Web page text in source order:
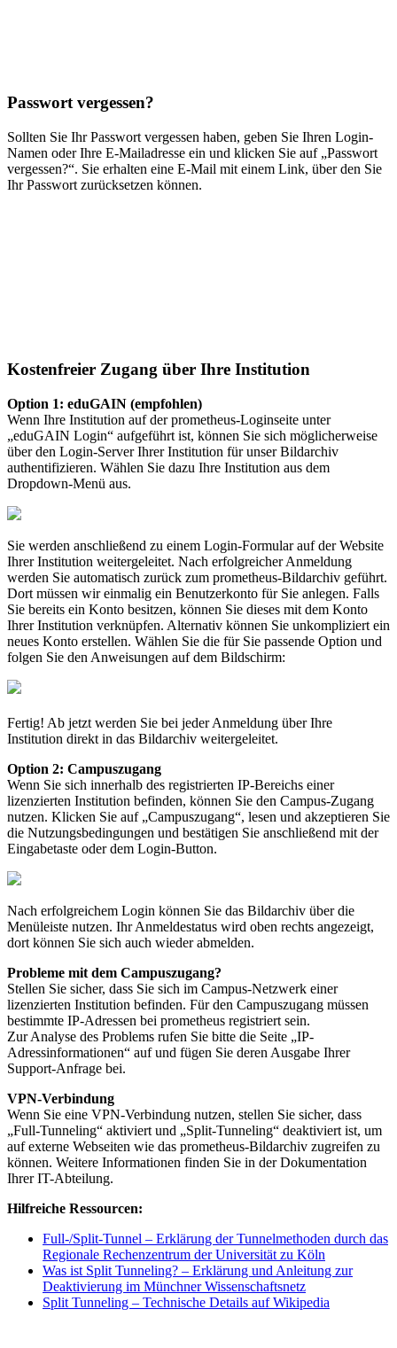
Passwort vergessen?
Sollten Sie Ihr Passwort vergessen haben, geben Sie Ihren Login-
Namen oder Ihre E-Mailadresse ein und klicken Sie auf „Passwort
vergessen?“. Sie erhalten eine E-Mail mit einem Link, über den Sie
Ihr Passwort zurücksetzen können.
Kostenfreier Zugang über Ihre Institution
Option 1: eduGAIN (empfohlen)
Wenn Ihre Institution auf der prometheus-Loginseite unter
„eduGAIN Login“ aufgeführt ist, können Sie sich möglicherweise
über den Login-Server Ihrer Institution für unser Bildarchiv
authentifizieren. Wählen Sie dazu Ihre Institution aus dem
Dropdown-Menü aus.
Sie werden anschließend zu einem Login-Formular auf der Website
Ihrer Institution weitergeleitet. Nach erfolgreicher Anmeldung
werden Sie automatisch zurück zum prometheus-Bildarchiv geführt.
Dort müssen wir einmalig ein Benutzerkonto für Sie anlegen. Falls
Sie bereits ein Konto besitzen, können Sie dieses mit dem Konto
Ihrer Institution verknüpfen. Alternativ können Sie unkompliziert ein
neues Konto erstellen. Wählen Sie die für Sie passende Option und
folgen Sie den Anweisungen auf dem Bildschirm:
Fertig! Ab jetzt werden Sie bei jeder Anmeldung über Ihre
Institution direkt in das Bildarchiv weitergeleitet.
Option 2: Campuszugang
Wenn Sie sich innerhalb des registrierten IP-Bereichs einer
lizenzierten Institution befinden, können Sie den Campus-Zugang
nutzen. Klicken Sie auf „Campuszugang“, lesen und akzeptieren Sie
die Nutzungsbedingungen und bestätigen Sie anschließend mit der
Eingabetaste oder dem Login-Button.
Nach erfolgreichem Login können Sie das Bildarchiv über die
Menüleiste nutzen. Ihr Anmeldestatus wird oben rechts angezeigt,
dort können Sie sich auch wieder abmelden.
Probleme mit dem Campuszugang?
Stellen Sie sicher, dass Sie sich im Campus-Netzwerk einer
lizenzierten Institution befinden. Für den Campuszugang müssen
bestimmte IP-Adressen bei prometheus registriert sein.
Zur Analyse des Problems rufen Sie bitte die Seite „IP-
Adressinformationen“ auf und fügen Sie deren Ausgabe Ihrer
Support-Anfrage bei.
VPN-Verbindung
Wenn Sie eine VPN-Verbindung nutzen, stellen Sie sicher, dass
„Full-Tunneling“ aktiviert und „Split-Tunneling“ deaktiviert ist, um
auf externe Webseiten wie das prometheus-Bildarchiv zugreifen zu
können. Weitere Informationen finden Sie in der Dokumentation
Ihrer IT-Abteilung.
Hilfreiche Ressourcen:
Full-/Split-Tunnel – Erklärung der Tunnelmethoden durch das
Regionale Rechenzentrum der Universität zu Köln
Was ist Split Tunneling? – Erklärung und Anleitung zur
Deaktivierung im Münchner Wissenschaftsnetz
Split Tunneling – Technische Details auf Wikipedia